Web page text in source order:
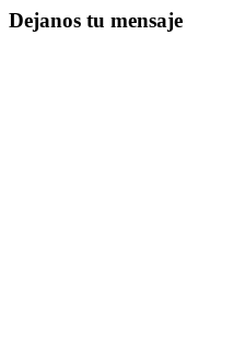
Dejanos tu mensaje